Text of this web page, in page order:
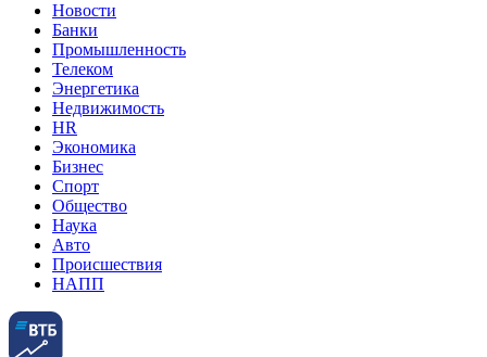
Новости
Банки
Промышленность
Телеком
Энергетика
Недвижимость
HR
Экономика
Бизнес
Спорт
Общество
Наука
Авто
Происшествия
НАПП